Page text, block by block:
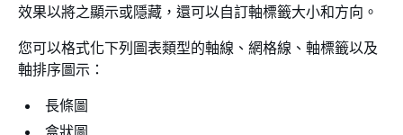
效果以將之顯示或隱藏，還可以自訂軸標籤大小和方向。
您可以格式化下列圖表類型的軸線、網格線、軸標籤以及
軸排序圖示：
長條圖
盒狀圖